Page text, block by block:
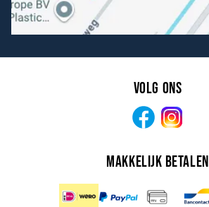
Volg ons
Facebook
Makkelijk betalen